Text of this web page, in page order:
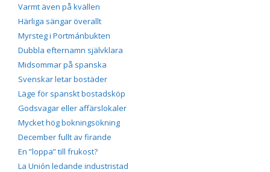
Varmt även på kvällen
Härliga sängar överallt
Myrsteg i Portmánbukten
Dubbla efternamn självklara
Midsommar på spanska
Svenskar letar bostäder
Läge för spanskt bostadsköp
Godsvagar eller affärslokaler
Mycket hög bokningsökning
December fullt av firande
En ”loppa” till frukost?
La Unión ledande industristad